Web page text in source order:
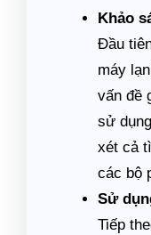
Khảo
Đầu
máy
vấn đề
sử
xét cả
các bộ
Sử
Tiếp